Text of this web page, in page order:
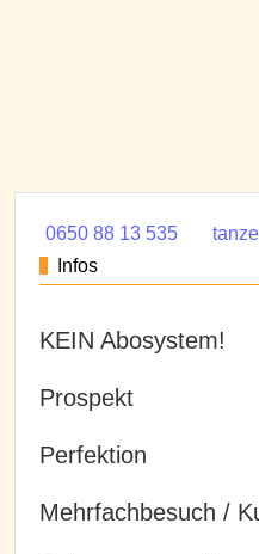
0650 88 13 535
Infos
KEIN Abosystem!
Prospekt
Perfektion
Mehrfachbesuch /